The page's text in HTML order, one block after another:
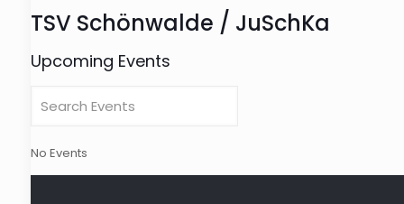
TSV Schönwalde / JuSchKa
Upcoming Events
No Events